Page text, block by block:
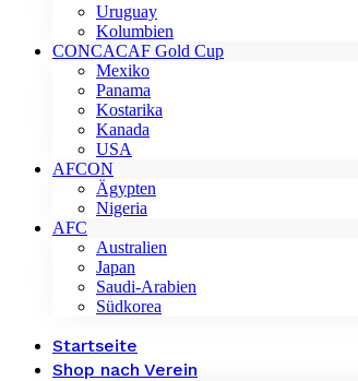
Uruguay
Kolumbien
CONCACAF Gold Cup
Mexiko
Panama
Kostarika
Kanada
USA
AFCON
Ägypten
Nigeria
AFC
Australien
Japan
Saudi-Arabien
Südkorea
Startseite
Shop nach Verein